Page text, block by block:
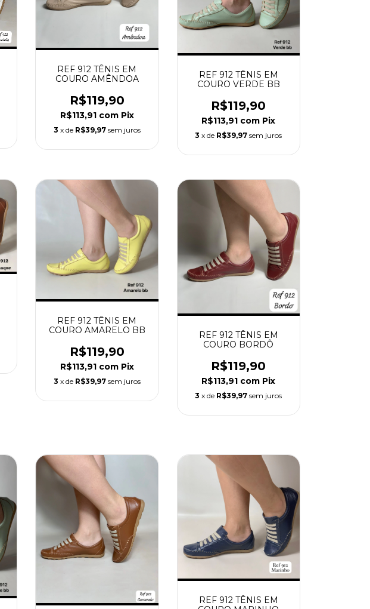
REF 912 TÊNIS EM
COURO AMÊNDOA
R$119,90
R$113,91 com Pix
3 x de R$39,97 sem juros
REF 912 TÊNIS EM
COURO VERDE BB
R$119,90
R$113,91 com Pix
3 x de R$39,97 sem juros
REF 912 TÊNIS EM
COURO AMARELO BB
R$119,90
R$113,91 com Pix
3 x de R$39,97 sem juros
REF 912 TÊNIS EM
COURO BORDÔ
R$119,90
R$113,91 com Pix
3 x de R$39,97 sem juros
REF 912 TÊNIS EM